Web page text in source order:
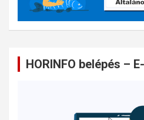
HORINFO belépés –